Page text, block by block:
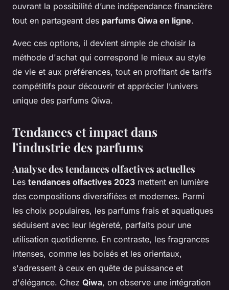
ouvrant la possibilité d’une indépendance financière
tout en partageant des parfums Qiwa en ligne.
Avec ces options, il devient simple de choisir la
méthode d'achat qui correspond le mieux au style
de vie et aux préférences, tout en profitant de tarifs
compétitifs pour découvrir et apprécier l’univers
unique des parfums Qiwa.
Tendances et impact dans
l'industrie des parfums
Analyse des tendances olfactives actuelles
Les tendances olfactives 2023 mettent en lumière
des compositions diversifiées et modernes. Parmi
les choix populaires, les parfums frais et aquatiques
séduisent avec leur légèreté, parfaits pour une
utilisation quotidienne. En contraste, les fragrances
intenses, comme les boisés et les orientaux,
s'adressent à ceux en quête de puissance et
d'élégance. Chez Qiwa, on observe une intégration